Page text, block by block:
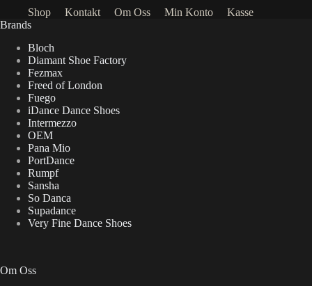
Shop Kontakt Om Oss Min Konto
Kasse
Brands
Bloch
Diamant Shoe Factory
Fezmax
Freed of London
Fuego
iDance Dance Shoes
Intermezzo
OEM
Pana Mio
PortDance
Rumpf
Sansha
So Danca
Supadance
Very Fine Dance Shoes
Om Oss